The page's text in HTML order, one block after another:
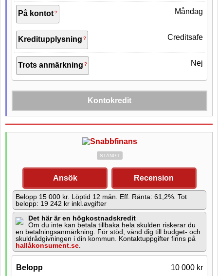
På kontot Måndag
Kreditupplysning Creditsafe
Trots anmärkning Nej
Kontokredit
Maxbelopp ny kund
Min. återbet. / mån.
3.29% av återstående belopp
Månadsränta 3,29%
Krav för lån Låga krav
E-leg
STÄNGT
Ansök Recension
Belopp 15 000 kr. Löptid 12 mån. Eff. Ränta: 61,2%. Tot
belopp: 19 242 kr inkl.avgifter
Det här är en högkostnadskredit
Om du inte kan betala tillbaka hela skulden riskerar du
en betalningsanmärkning. För stöd, vänd dig till budget- och
skuldrådgivningen i din kommun. Kontaktuppgifter finns på
hallåkonsument.se
Belopp 10 000 kr